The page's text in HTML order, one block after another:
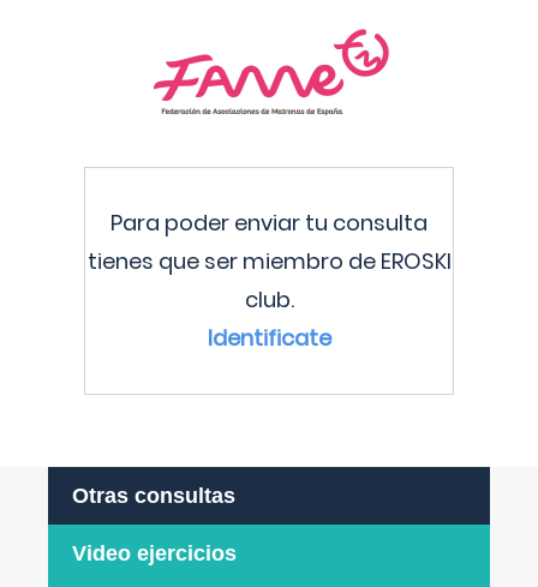
Para poder enviar tu consulta
tienes que ser miembro de EROSKI
club.
Identificate
Otras consultas
Video ejercicios